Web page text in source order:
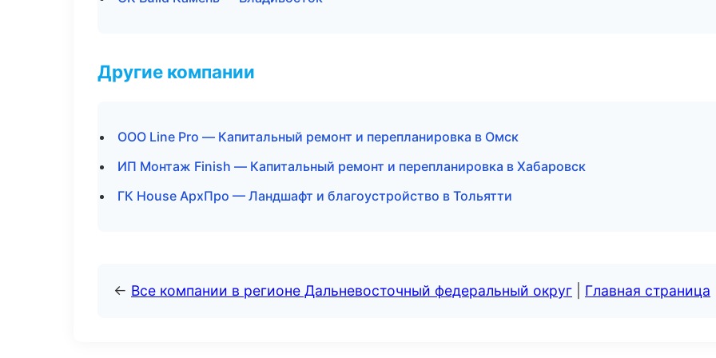
Другие компании
ООО Line Pro — Капитальный ремонт и перепланировка в Омск
ИП Монтаж Finish — Капитальный ремонт и перепланировка в Хабаровск
ГК House АрхПро — Ландшафт и благоустройство в Тольятти
← Все компании в регионе Дальневосточный федеральный округ Главная страница